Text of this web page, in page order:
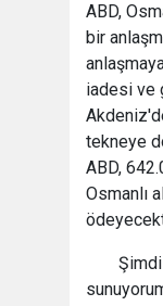
ABD,
bir
iadesi ve
tekneye
ABD,
Osmanlı